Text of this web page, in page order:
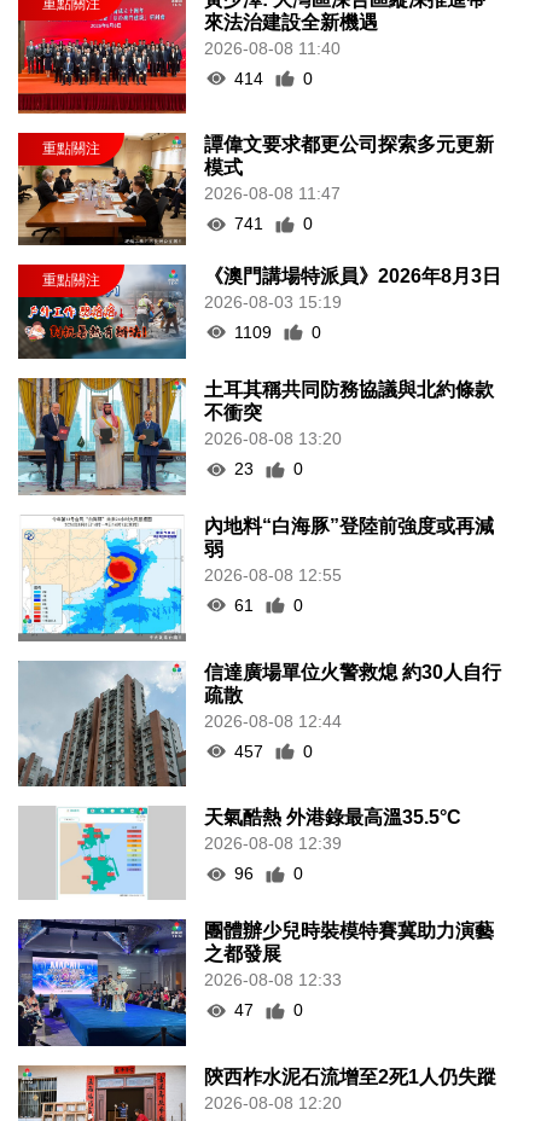
來法治建設全新機遇
2026-08-08 11:40
414
0
譚偉文要求都更公司探索多元更新
模式
2026-08-08 11:47
741
0
《澳門講場特派員》2026年8月3日
2026-08-03 15:19
1109
0
土耳其稱共同防務協議與北約條款
不衝突
2026-08-08 13:20
23
0
內地料“白海豚”登陸前強度或再減
弱
2026-08-08 12:55
61
0
信達廣場單位火警救熄 約30人自行
疏散
2026-08-08 12:44
457
0
天氣酷熱 外港錄最高溫35.5°C
2026-08-08 12:39
96
0
團體辦少兒時裝模特賽冀助力演藝
之都發展
2026-08-08 12:33
47
0
陝西柞水泥石流增至2死1人仍失蹤
2026-08-08 12:20